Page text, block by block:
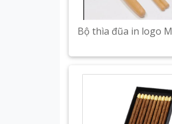
Bộ thìa đũa in logo